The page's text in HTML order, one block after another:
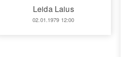
Leida Laius
02.01.1979 12:00